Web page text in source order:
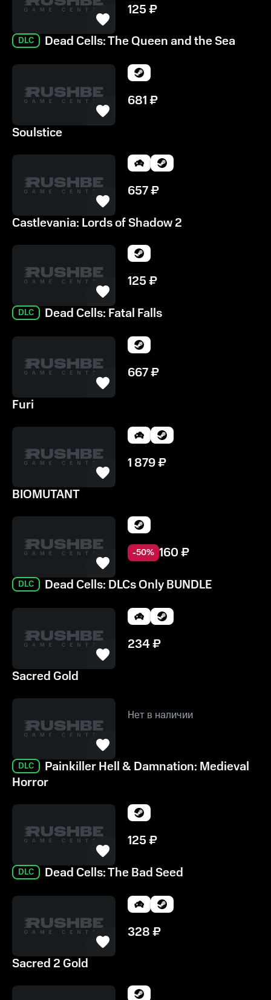
125₽
DLC Dead Cells: The Queen and the Sea
681₽
Soulstice
657₽
Castlevania: Lords of Shadow 2
125₽
DLC Dead Cells: Fatal Falls
667₽
Furi
1 879₽
BIOMUTANT
-50% 160₽
DLC Dead Cells: DLCs Only BUNDLE
234₽
Sacred Gold
Нет в наличии
DLC
Painkiller Hell & Damnation: Medieval
Horror
125₽
DLC Dead Cells: The Bad Seed
328₽
Sacred 2 Gold